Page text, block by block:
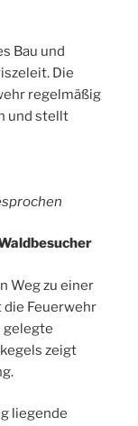
Bau und
Die
regelmäßig
und stellt
Weg zu einer
die Feuerwehr
gelegte
zeigt
liegende